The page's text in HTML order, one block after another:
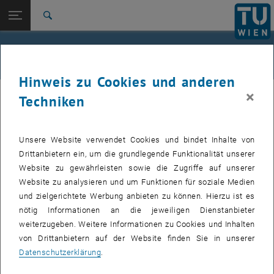
TU Login
Studium
International
Zur 1. Menü Ebene
Alle News
Zurück: Subseiten von TU Wien Startseite auflisten
Zurück zur letzten Ebene:
TU Wien Startseite
27. September 2023
Preis 2023
Die Forschungsgesellschaft Straße - Schiene - Verkehr (FSV)
unterstützt gemeinsam mit dem BMK, dem
Bundesministerium für Klimaschutz, Umwelt, Energie,
Mobilität, Innovation und Technologie mit der jährlichen
Ausschreibung des FSV-Preises den wissenschaftlichen
Nachwuchs im Bereich des Verkehrswesens. Dr. Rodrigo
Hinweis zu Cookies und anderen
Techniken
×
Unsere Website verwendet Cookies und bindet Inhalte von
Drittanbietern ein, um die grundlegende Funktionalität unserer
Website zu gewährleisten sowie die Zugriffe auf unserer
Website zu analysieren und um Funktionen für soziale Medien
und zielgerichtete Werbung anbieten zu können. Hierzu ist es
nötig Informationen an die jeweiligen Dienstanbieter
weiterzugeben. Weitere Informationen zu Cookies und Inhalten
von Drittanbietern auf der Website finden Sie in unserer
Datenschutzerklärung.